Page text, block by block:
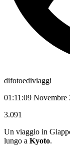
difotoediviaggi
01:11:09 Novembre
3.091
Un viaggio in
lungo a Kyoto.